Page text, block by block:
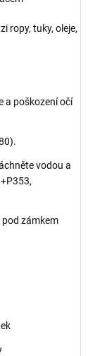
ropy, tuky, oleje,
a poškození očí
vodou a
zámkem